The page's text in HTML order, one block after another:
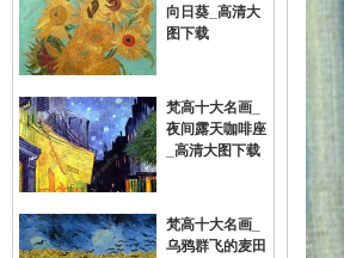
向日葵_高清大
图下载
梵高十大名画_
夜间露天咖啡座
_高清大图下载
梵高十大名画_
乌鸦群飞的麦田